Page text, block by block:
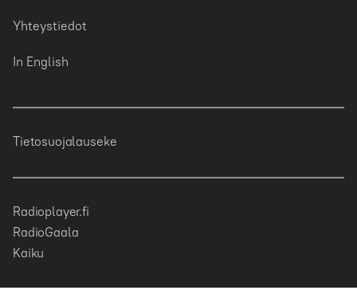
Yhteystiedot
In English
Tietosuojalauseke
Radioplayer.fi
RadioGaala
Kaiku